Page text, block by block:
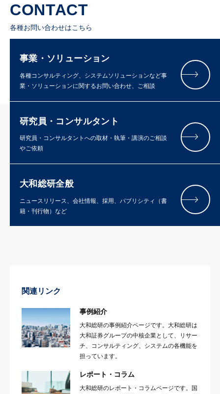
CONTACT
各種お問い合わせはこちら
事業・ソリューション
各種コンサルティング、システムソリューションなど事
業・ソリューションに関するお問い合わせ、ご相談
研究員・コンサルタント
研究員・コンサルタントへの取材・執筆・講演のご相談
やご依頼
大和総研全般
ニュースリリース、会社情報、採用、パブリシティ（書
籍・刊行物）など
関連リンク
事例紹介
大和総研の事例紹介ページです。大和総研は
大和証券グループの中核企業として、リサー
チ、コンサルティング、システムの各機能を
担っています。
レポート・コラム
大和総研のレポート・コラムページです。国